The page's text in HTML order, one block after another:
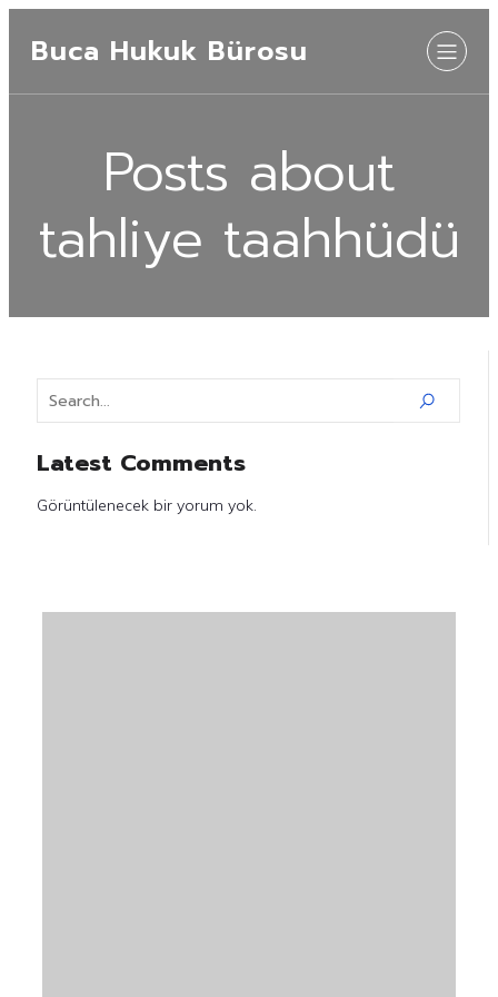
Buca Hukuk Bürosu
Posts about
tahliye taahhüdü
Latest Comments
Görüntülenecek bir yorum yok.